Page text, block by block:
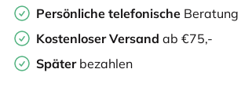
Persönliche telefonische Beratung
Kostenloser Versand ab €75,-
Später bezahlen